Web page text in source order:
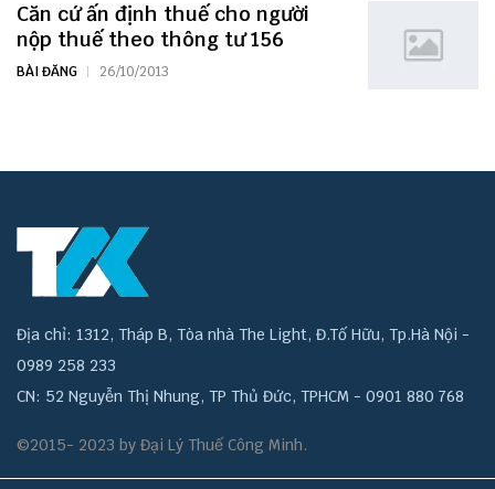
Căn cứ ấn định thuế cho người
nộp thuế theo thông tư 156
BÀI ĐĂNG 26/10/2013
Địa chỉ: 1312, Tháp B, Tòa nhà The Light, Đ.Tố Hữu, Tp.Hà Nội -
0989 258 233
CN: 52 Nguyễn Thị Nhung, TP Thủ Đức, TPHCM - 0901 880 768
©2015- 2023 by Đại Lý Thuế Công Minh.